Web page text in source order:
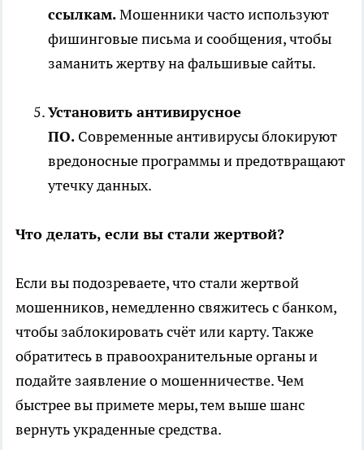
ссылкам.Мошенники часто используют
фишинговые письма и сообщения, чтобы
заманить жертву на фальшивые сайты.
Установить антивирусное
ПО. Современные антивирусы блокируют
вредоносные программы и предотвращают
утечку данных.
Что делать, если вы стали жертвой?
Если вы подозреваете, что стали жертвой
мошенников, немедленно свяжитесь с банком,
чтобы заблокировать счёт или карту. Также
обратитесь в правоохранительные органы и
подайте заявление о мошенничестве. Чем
быстрее вы примете меры, тем выше шанс
вернуть украденные средства.